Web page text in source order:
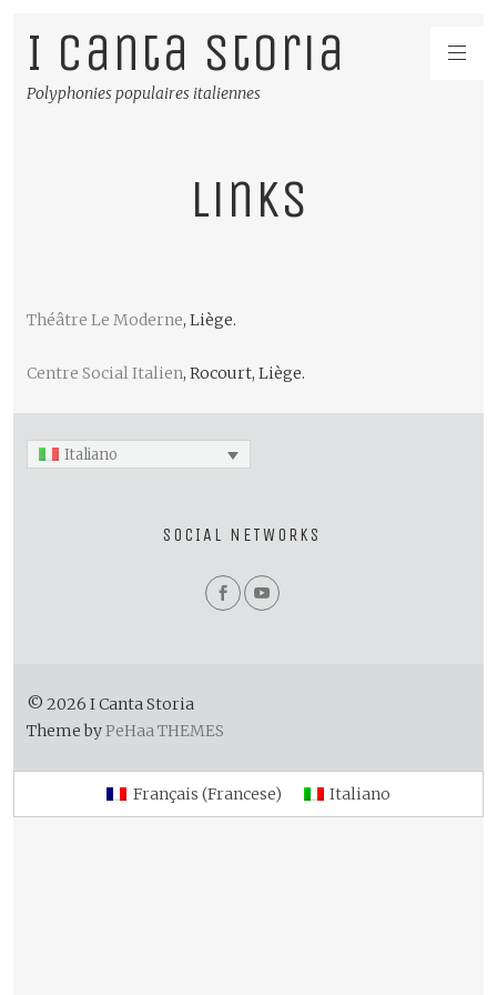
I Canta Storia
Polyphonies populaires italiennes
Links
Théâtre Le Moderne, Liège.
Centre Social Italien, Rocourt, Liège.
Italiano
SOCIAL NETWORKS
© 2026 I Canta Storia
Theme byPeHaa THEMES
Français (Francese) Italiano